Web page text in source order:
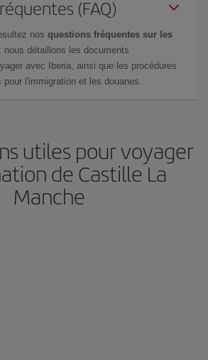
(FAQ)
nos questions fréquentes sur les
: nous détaillons les documents
avec Iberia, ainsi que les procédures
l'immigration et les douanes.
utiles pour voyager
de Castille La
Manche